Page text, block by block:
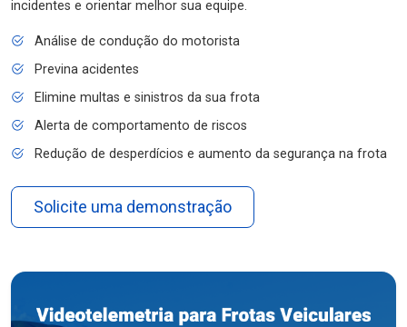
incidentes e orientar melhor sua equipe.
Análise de condução do motorista
Previna acidentes
Elimine multas e sinistros da sua frota
Alerta de comportamento de riscos
Redução de desperdícios e aumento da segurança na frota
Solicite uma demonstração